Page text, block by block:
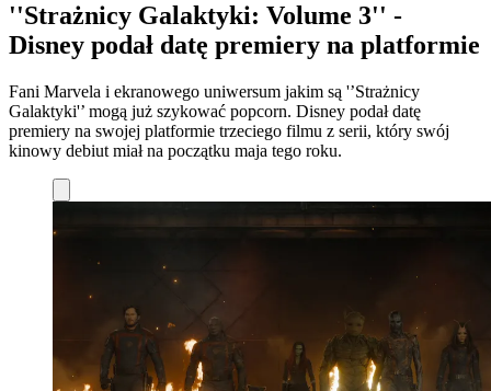
''Strażnicy Galaktyki: Volume 3'' -
Disney podał datę premiery na platformie
Fani Marvela i ekranowego uniwersum jakim są '’Strażnicy
Galaktyki'’ mogą już szykować popcorn. Disney podał datę
premiery na swojej platformie trzeciego filmu z serii, który swój
kinowy debiut miał na początku maja tego roku.